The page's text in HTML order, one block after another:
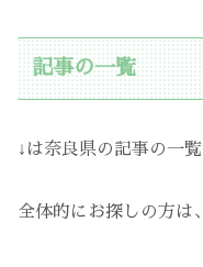
記事の一覧
↓は奈良県の記事の一覧
全体的にお探しの方は